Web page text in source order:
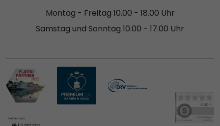
Montag - Freitag 10.00 - 18.00 Uhr
Samstag und Sonntag 10.00 - 17.00 Uhr